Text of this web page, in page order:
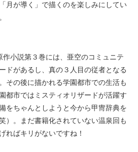
が導く」で描くのを楽しみにしてい
小説第３巻には、亜空のコミュニテ
ドがあるし、真の３人目の従者となる
その後に描かれる学園都市での生活も
都市ではミスティオリザードが活躍す
をちゃんとしようと今から甲冑辞典を
）。まだ書籍化されていない温泉回も
ばキリがないですね！